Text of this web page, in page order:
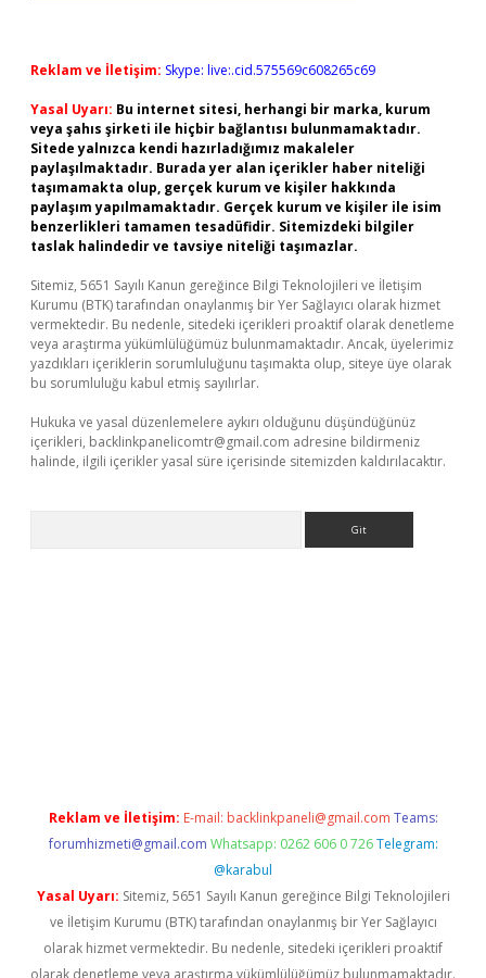
Reklam ve İletişim: Skype: live:.cid.575569c608265c69
Yasal Uyarı: Bu internet sitesi, herhangi bir marka, kurum
veya şahıs şirketi ile hiçbir bağlantısı bulunmamaktadır.
Sitede yalnızca kendi hazırladığımız makaleler
paylaşılmaktadır. Burada yer alan içerikler haber niteliği
taşımamakta olup, gerçek kurum ve kişiler hakkında
paylaşım yapılmamaktadır. Gerçek kurum ve kişiler ile isim
benzerlikleri tamamen tesadüfidir. Sitemizdeki bilgiler
taslak halindedir ve tavsiye niteliği taşımazlar.
Sitemiz, 5651 Sayılı Kanun gereğince Bilgi Teknolojileri ve İletişim
Kurumu (BTK) tarafından onaylanmış bir Yer Sağlayıcı olarak hizmet
vermektedir. Bu nedenle, sitedeki içerikleri proaktif olarak denetleme
veya araştırma yükümlülüğümüz bulunmamaktadır. Ancak, üyelerimiz
yazdıkları içeriklerin sorumluluğunu taşımakta olup, siteye üye olarak
bu sorumluluğu kabul etmiş sayılırlar.
Hukuka ve yasal düzenlemelere aykırı olduğunu düşündüğünüz
içerikleri, backlinkpanelicomtr@gmail.com adresine bildirmeniz
halinde, ilgili içerikler yasal süre içerisinde sitemizden kaldırılacaktır.
Reklam ve İletişim: E-mail: backlinkpaneli@gmail.com Teams:
forumhizmeti@gmail.com Whatsapp: 0262 606 0 726 Telegram:
@karabul
Yasal Uyarı: Sitemiz, 5651 Sayılı Kanun gereğince Bilgi Teknolojileri
ve İletişim Kurumu (BTK) tarafından onaylanmış bir Yer Sağlayıcı
olarak hizmet vermektedir. Bu nedenle, sitedeki içerikleri proaktif
olarak denetleme veya araştırma yükümlülüğümüz bulunmamaktadır.